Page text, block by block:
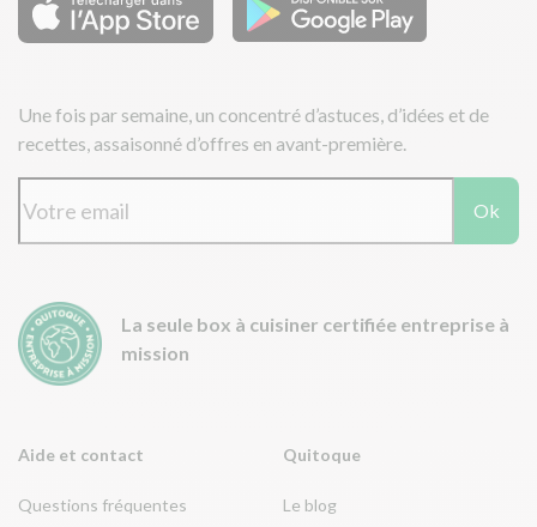
Aide et contact
Questions fréquentes
Quitoque
Le blog
Une fois par semaine, un concentré d’astuces, d’idées et de
recettes, assaisonné d’offres en avant-première.
Ok
La seule box à cuisiner certifiée entreprise à
mission